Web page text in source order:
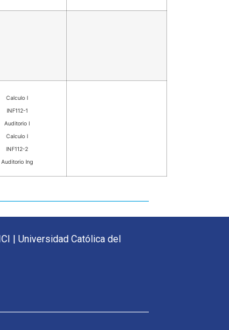
Calculo I
INF112-1
Auditorio I
Calculo I
INF112-2
Auditorio Ing
| Universidad Católica del